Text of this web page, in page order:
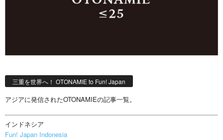
三重を世界へ！ OTONAMIE to Fun! Japan
アジアに発信されたOTONAMIEの記事一覧。
インドネシア
Fun! Japan Indonesia